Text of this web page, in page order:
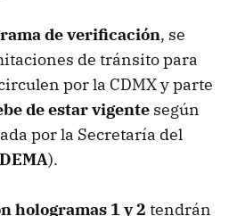
de verificación, se
de tránsito para
por la CDMX y parte
de estar vigente según
por la Secretaría del
).
hologramas 1 y 2 tendrán